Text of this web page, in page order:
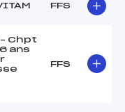
FFS
Chpt
ans
FFS